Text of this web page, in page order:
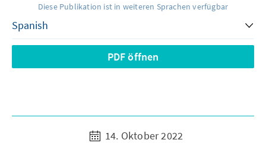
Diese Publikation ist in weiteren Sprachen verfügbar
PDF öffnen
14. Oktober 2022